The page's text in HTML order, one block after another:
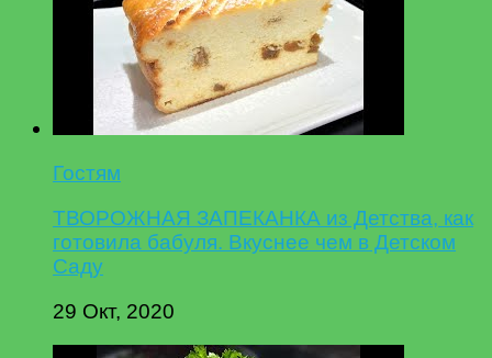
Гостям
ТВОРОЖНАЯ ЗАПЕКАНКА из Детства, как
готовила бабуля. Вкуснее чем в Детском
Саду
29 Окт, 2020